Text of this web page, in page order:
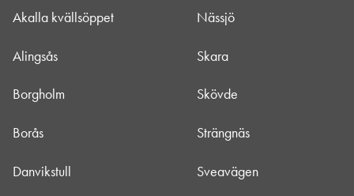
Akalla kvällsöppet
Alingsås
Borgholm
Borås
Danvikstull
Nässjö
Skara
Skövde
Strängnäs
Sveavägen